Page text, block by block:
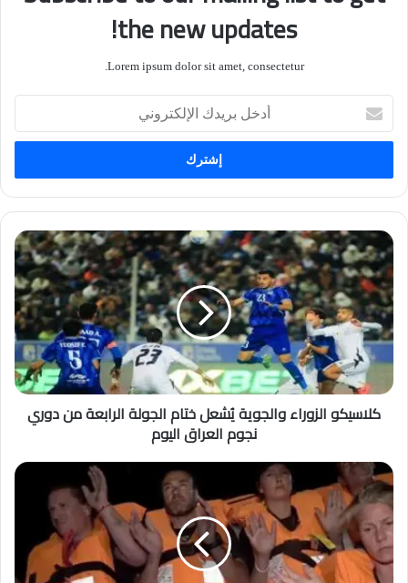
the new updates!
Lorem ipsum dolor sit amet, consectetur.
بريدك
الإلكتروني
كلاسيكو الزوراء والجوية يُشعل ختام الجولة الرابعة من دوري
نجوم العراق اليوم